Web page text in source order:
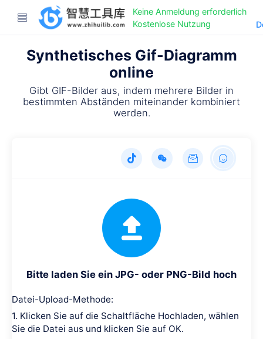
Keine Anmeldung erforderlich
Kostenlose Nutzung
Synthetisches Gif-Diagramm
online
Gibt GIF-Bilder aus, indem mehrere Bilder in
bestimmten Abständen miteinander kombiniert
werden.
Bitte laden Sie ein JPG- oder PNG-Bild hoch
Datei-Upload-Methode:
1. Klicken Sie auf die Schaltfläche Hochladen, wählen
Sie die Datei aus und klicken Sie auf OK.